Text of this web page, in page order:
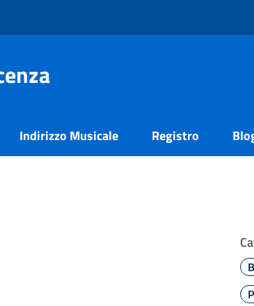
Indirizzo Musicale Registro